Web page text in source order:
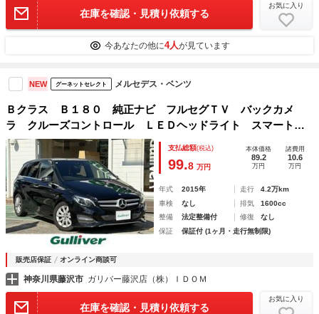
在庫を確認・見積り依頼する
お気に入り
今あなたの他に4人が見ています
NEW グーネットセレクト メルセデス・ベンツ
Ｂクラス Ｂ１８０ 純正ナビ フルセグＴＶ バックカメ
ラ クルーズコントロール ＬＥＤヘッドライト スマートキ
ー
支払総額(税込)
99.8 万円
本体価格
89.2
万円
諸費用
10.6
万円
年式 2015年 走行
4.2万km
車検
なし 排気
1600cc
整備
法定整備付 修復
なし
保証
保証付 (1ヶ月・走行無制限)
販売店保証 オンライン商談可
神奈川県藤沢市 ガリバー藤沢店（株）ＩＤＯＭ
在庫を確認・見積り依頼する
お気に入り